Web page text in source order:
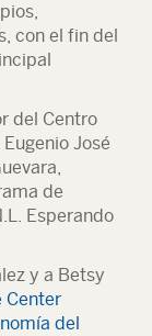
con el fin del
del Centro
José
de
Esperando
y a Betsy
Center
del